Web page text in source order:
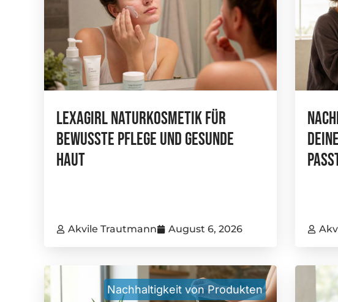
Lexagirl Naturkosmetik Für
Bewusste Pflege Und Gesunde
Haut
Akvile Trautmann August 6, 2026
Nachhaltigkeit von Produkten